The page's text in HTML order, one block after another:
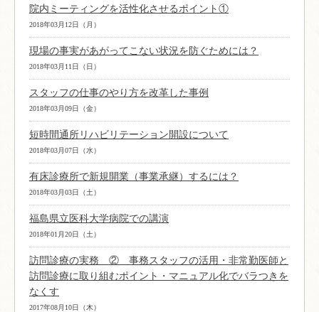
院内ミーティングを活性化させるポイント①
2018年03月12日（月）
現場の事実があがってこない状況を防ぐためには？
2018年03月11日（日）
スタッフの仕事のやり方を改革した事例
2018年03月09日（金）
短時間通所リハビリテーション開設について
2018年03月07日（水）
有床診療所で新規開業（事業承継）するには？
2018年03月03日（土）
福島県立医科大学病院での講演
2018年01月20日（土）
訪問診療の実務 ② 事務スタッフの活用・非常勤医師と
訪問診療に取り組むポイント・マニュアル化でバラつきを
なくす
2017年08月10日（木）